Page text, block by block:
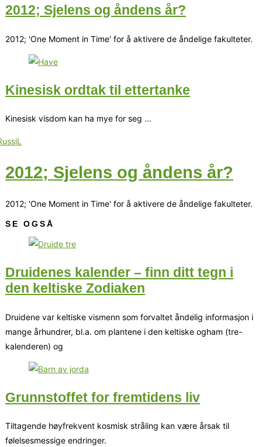
2012; Sjelens og åndens år?
2012; 'One Moment in Time' for å aktivere de åndelige fakulteter.
Kinesisk ordtak til ettertanke
Kinesisk visdom kan ha mye for seg ...
2012; Sjelens og åndens år?
2012; 'One Moment in Time' for å aktivere de åndelige fakulteter.
SE OGSÅ
Druidenes kalender – finn ditt tegn i
den keltiske Zodiaken
Druidene var keltiske vismenn som forvaltet åndelig informasjon i
mange århundrer, bl.a. om plantene i den keltiske ogham (tre-
kalenderen) og
Grunnstoffet for fremtidens liv
Tiltagende høyfrekvent kosmisk stråling kan være årsak til
følelsesmessige endringer.